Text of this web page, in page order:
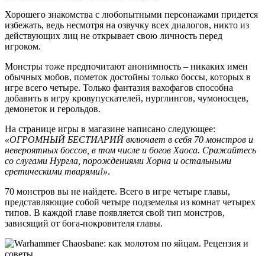
Хорошего знакомства с любопытными персонажами придется
избежать, ведь несмотря на озвучку всех диалогов, никто из
действующих лиц не открывает свою личность перед
игроком.
Монстры тоже предпочитают анонимность – никаких имен
обычных мобов, пометок достойны только боссы, которых в
игре всего четыре. Только фантазия вахофагов способна
добавить в игру кровупускателей, нурглингов, чумоносцев,
демонеток и герольдов.
На странице игры в магазине написано следующее:
«ОГРОМНЫЙ БЕСТИАРИЙ включает в себя 70 монстров и
невероятных боссов, в том числе и богов Хаоса. Сражайтесь
со слугами Нургла, порождениями Хорна и остальными
еретическими тварями!».
70 монстров вы не найдете. Всего в игре четыре главы,
представляющие собой четыре подземелья из комнат четырех
типов. В каждой главе появляется свой тип монстров,
зависящий от бога-покровителя главы.